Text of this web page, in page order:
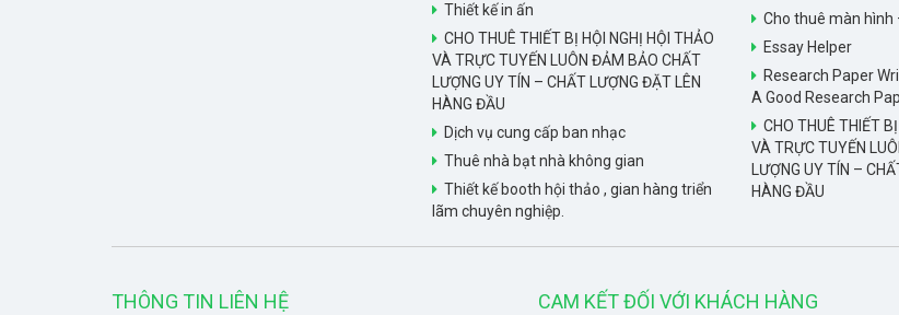
Thiết kế in ấn
CHO THUÊ THIẾT BỊ HỘI NGHỊ HỘI THẢO
VÀ TRỰC TUYẾN LUÔN ĐẢM BẢO CHẤT
LƯỢNG UY TÍN – CHẤT LƯỢNG ĐẶT LÊN
HÀNG ĐẦU
Dịch vụ cung cấp ban nhạc
Thuê nhà bạt nhà không gian
Thiết kế booth hội thảo , gian hàng triển
lãm chuyên nghiệp.
Cho thuê màn hình
Essay Helper
Research Paper
A Good Research
CHO THUÊ THIẾT
VÀ TRỰC TUYẾN
LƯỢNG UY TÍN –
HÀNG ĐẦU
THÔNG TIN LIÊN HỆ CAM KẾT ĐỐI VỚI KHÁCH HÀNG